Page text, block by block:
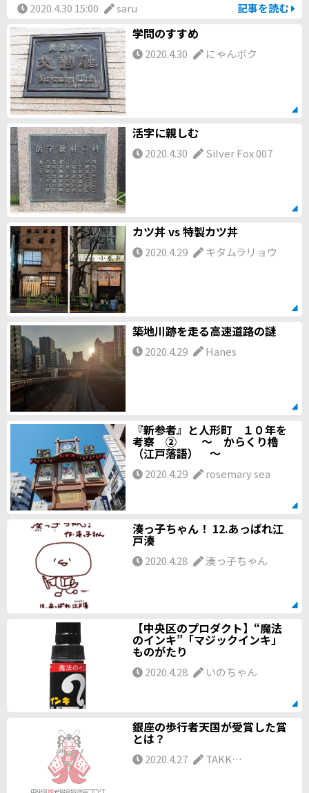
いろんな場所に笑顔で足を運びたいですね！
2020.4.30 15:00 saru 記事を読む
学問のすすめ
2020.4.30 にゃんボク
活字に親しむ
2020.4.30 Silver Fox 007
カツ丼 vs 特製カツ丼
2020.4.29 キタムラリョウ
築地川跡を走る高速道路の謎
2020.4.29 Hanes
『新参者』と人形町 １０年を
考察 ② ～ からくり櫓
（江戸落語） ～
2020.4.29 rosemary sea
湊っ子ちゃん！ 12.あっぱれ江
戸湊
2020.4.28 湊っ子ちゃん
【中央区のプロダクト】“魔法
のインキ”「マジックインキ」
ものがたり
2020.4.28 いのちゃん
銀座の歩行者天国が受賞した賞
とは？
2020.4.27 TAKK…